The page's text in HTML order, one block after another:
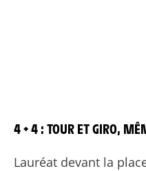
4 + 4 : TOUR ET GIRO,
Lauréat devant la